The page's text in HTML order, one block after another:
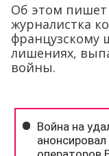
Об этом пишет
журналистка
французскому
лишениях,
войны.